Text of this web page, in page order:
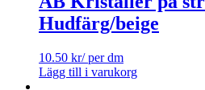
Hudfärg/beige
10.50 kr/ per dm
Lägg till i varukorg